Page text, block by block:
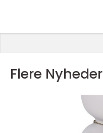
Flere Nyheder